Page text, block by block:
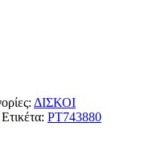
ΔΙΣΚΟΙ
Ετικέτα: PT743880